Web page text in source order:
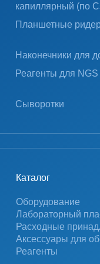
капиллярный (по
Планшетные
Наконечники для
Реагенты для
Сыворотки
Каталог
Оборудование
Лабораторный
Расходные
Аксессуары для
Реагенты